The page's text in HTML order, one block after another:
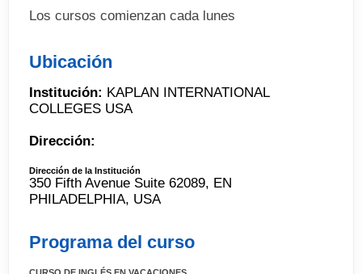
Los cursos comienzan cada lunes
Ubicación
Institución: KAPLAN INTERNATIONAL
COLLEGES USA
Dirección:
Dirección de la Institución
350 Fifth Avenue Suite 62089, EN
PHILADELPHIA, USA
Programa del curso